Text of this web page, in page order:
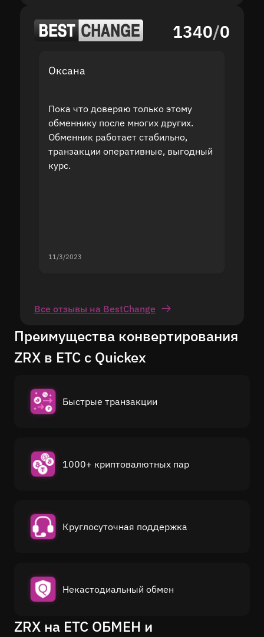
1340/0
Оксана
Пока что доверяю только этому
обменнику после многих других.
Обменник работает стабильно,
транзакции оперативные, выгодный
курс.
11/3/2023
Все отзывы на BestChange
Преимущества конвертирования
ZRX в ETC с Quickex
Быстрые транзакции
1000+ криптовалютных пар
Круглосуточная поддержка
Некастодиальный обмен
ZRX на ETC ОБМЕН и